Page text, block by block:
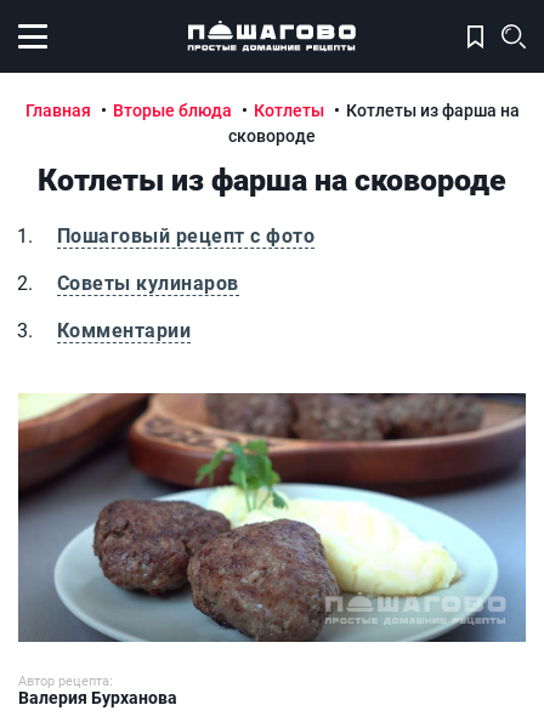
Открыть меню
Главная Вторые блюда Котлеты
Котлеты из фарша на
сковороде
Котлеты из фарша на сковороде
Пошаговый рецепт с фото
Советы кулинаров
Комментарии
Котлеты из фарша на сковороде
Автор рецепта:
Валерия Бурханова